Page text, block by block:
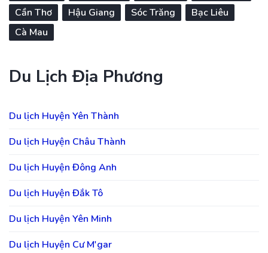
Cần Thơ
Hậu Giang Sóc Trăng
Bạc Liêu
Cà Mau
Du Lịch Địa Phương
Du lịch Huyện Yên Thành
Du lịch Huyện Châu Thành
Du lịch Huyện Đông Anh
Du lịch Huyện Đắk Tô
Du lịch Huyện Yên Minh
Du lịch Huyện Cư M'gar